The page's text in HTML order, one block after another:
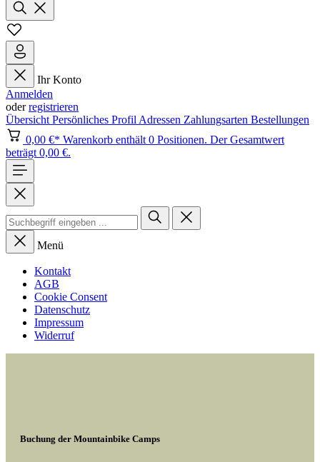
Ihr Konto
Anmelden
oderregistrieren
Übersicht Persönliches Profil Adressen Zahlungsarten Bestellungen
0,00 €* Warenkorb enthält 0 Positionen. Der Gesamtwert
beträgt 0,00 €.
Menü
Kontakt
AGB
Cookie Consent
Datenschutz
Impressum
Widerruf
Buchung der Mountainbike Camps